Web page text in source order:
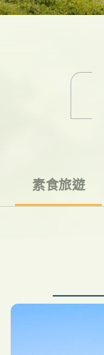
素食旅遊